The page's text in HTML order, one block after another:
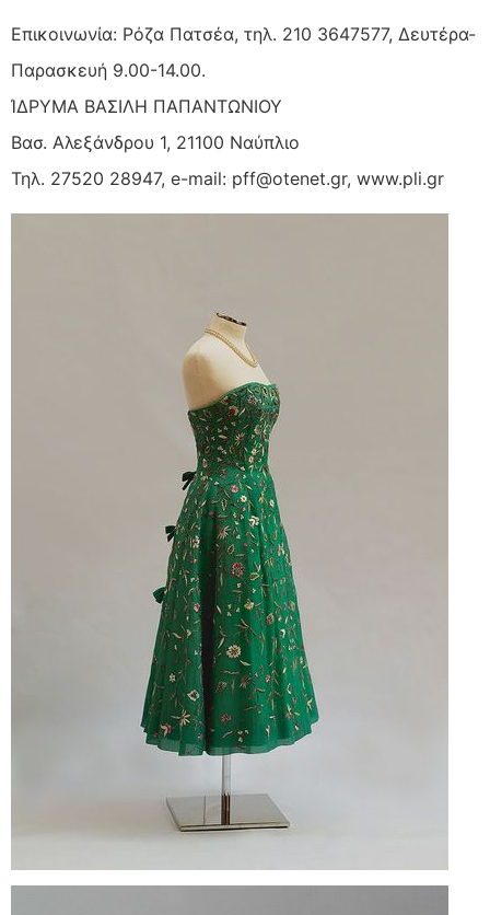
Επικοινωνία: Ρόζα Πατσέα, τηλ. 210 3647577, Δευτέρα-
Παρασκευή 9.00-14.00.
ΊΔΡΥΜΑ ΒΑΣΙΛΗ ΠΑΠΑΝΤΩΝΙΟΥ
Βασ. Αλεξάνδρου 1, 21100 Ναύπλιο
Τηλ. 27520 28947, e-mail: pff@otenet.gr, www.pli.gr